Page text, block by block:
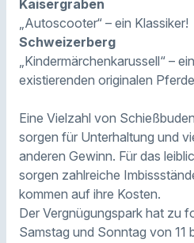
Kaisergraben
„Autoscooter“ – ein Klassiker!
Schweizerberg
„Kindermärchenkarussell“ –
existierenden originalen
Eine Vielzahl von
sorgen für Unterhaltung und
anderen Gewinn. Für das
sorgen zahlreiche
kommen auf ihre Kosten.
Der Vergnügungspark hat zu
Samstag und Sonntag von 11